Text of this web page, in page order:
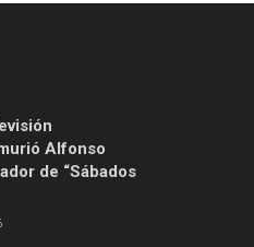
Alfonso
de “Sábados